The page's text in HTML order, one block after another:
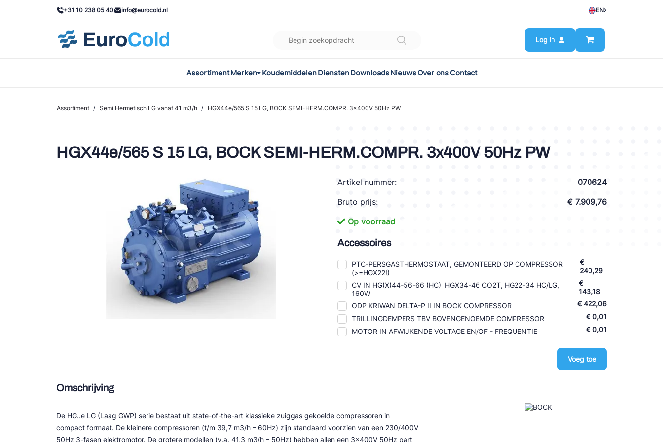
+31 10 238 05 40 info@eurocold.nl EN
Log in
AssortimentMerken
Castel
AWA
VACON
REFFLEX®
Johnson Controls
Doucette Industries
Ziehl-Abegg
ESK Schultze
TEKLAB
KoudemiddelenDienstenDownloadsNieuwsOver onsContact
Assortiment / Semi Hermetisch LG vanaf 41 m3/h / HGX44e/565 S 15 LG, BOCK SEMI-HERM.COMPR. 3x400V 50Hz PW
HGX44e/565 S 15 LG, BOCK SEMI-HERM.COMPR. 3x400V 50Hz PW
Artikel nummer:
070624
Bruto prijs:
€ 7.909,76
Op voorraad
Accessoires
PTC-PERSGASTHERMOSTAAT, GEMONTEERD OP COMPRESSOR
(>=HGX22!)
€
240,29
CV IN HG(X)44-56-66 (HC), HGX34-46 CO2T, HG22-34 HC/LG,
160W
€
143,18
ODP KRIWAN DELTA-P II IN BOCK COMPRESSOR
€ 422,06
TRILLINGDEMPERS TBV BOVENGENOEMDE COMPRESSOR
€ 0,01
MOTOR IN AFWIJKENDE VOLTAGE EN/OF - FREQUENTIE
€ 0,01
Voeg toe
Omschrijving
De HG..e LG (Laag GWP) serie bestaat uit state-of-the-art klassieke zuiggas gekoelde compressoren in
compact formaat. De kleinere compressoren (t/m 39,7 m3/h – 60Hz) zijn standaard voorzien van een 230/400V
50Hz 3-fasen elektromotor. De grotere modellen (v.a. 41,3 m3/h – 50Hz) hebben allen een 3x400V 50Hz part